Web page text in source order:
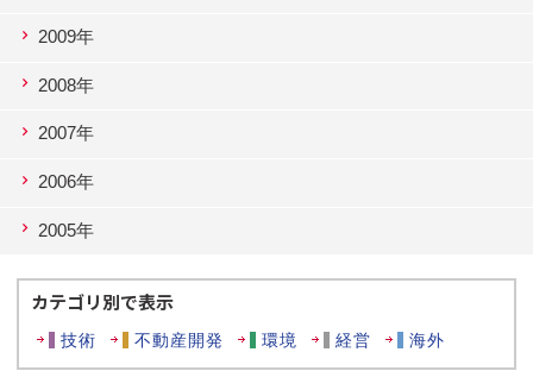
2009年
2008年
2007年
2006年
2005年
カテゴリ別で表示
技術 不動産開発 環境 経営 海外